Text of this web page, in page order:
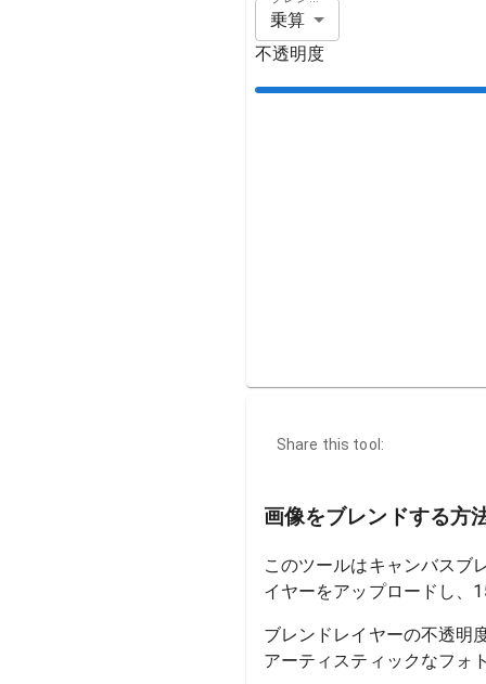
乗算
不透明度
Share this tool:
画像をブレンドする方
このツールはキャンバスブ
イヤーをアップロードし、
ブレンドレイヤーの不透明
アーティスティックなフォ